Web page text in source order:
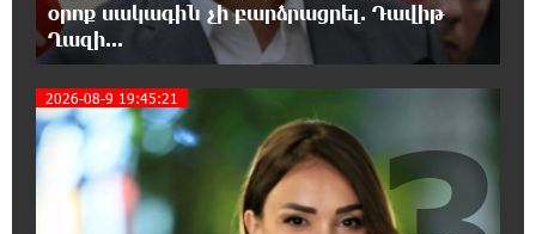
18:21:30 8-08-2026
Երևանում անցկացվել է հաշմանդամություն
փառատոն
18:02:58 8-08-2026
Դմիտրի Մեդվեդև. Արևմուտքի
քաղաքականությունը Հայաստանի
օրոք սակագին չի բարձրացրել. Դավիթ
Ղազի...
2026-08-9 19:45:21